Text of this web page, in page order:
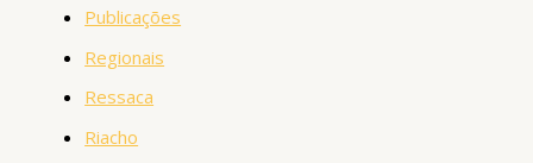
Publicações
Regionais
Ressaca
Riacho